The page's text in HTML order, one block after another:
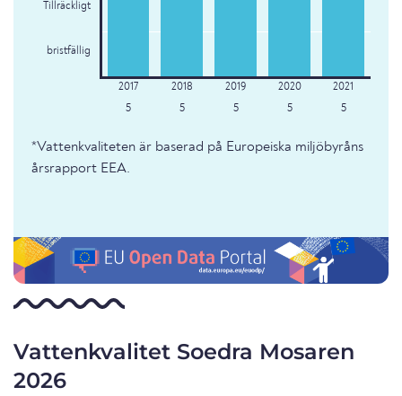
Tillräckligt
bristfällig
5 5 5 5 5
*Vattenkvaliteten är baserad på Europeiska miljöbyråns
årsrapport EEA.
Vattenkvalitet Soedra Mosaren
2026